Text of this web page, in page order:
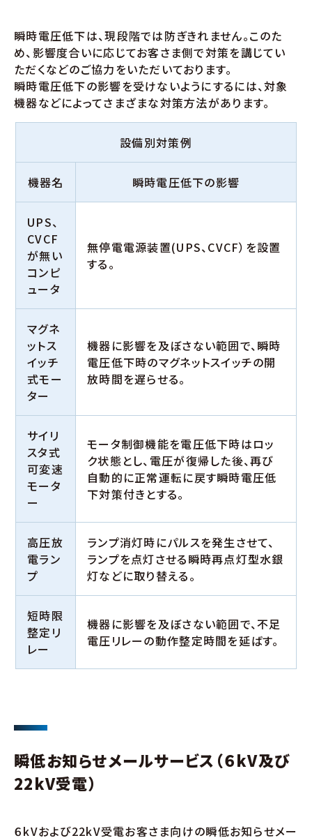
瞬時電圧低下は、現段階では防ぎきれません。このた
め、影響度合いに応じてお客さま側で対策を講じてい
ただくなどのご協力をいただいております。
瞬時電圧低下の影響を受けないようにするには、対象
機器などによってさまざまな対策方法があります。
設備別対策例
機器名 瞬時電圧低下の影響
UPS、
CVCF
が無い
コンピ
ュータ
無停電電源装置(UPS、CVCF）を設置
する。
マグネ
ットス
イッチ
式モー
ター
機器に影響を及ぼさない範囲で、瞬時
電圧低下時のマグネットスイッチの開
放時間を遅らせる。
サイリ
スタ式
可変速
モータ
ー
モータ制御機能を電圧低下時はロッ
ク状態とし、電圧が復帰した後、再び
自動的に正常運転に戻す瞬時電圧低
下対策付きとする。
高圧放
電ラン
プ
ランプ消灯時にパルスを発生させて、
ランプを点灯させる瞬時再点灯型水銀
灯などに取り替える。
短時限
整定リ
レー
機器に影響を及ぼさない範囲で、不足
電圧リレーの動作整定時間を延ばす。
瞬低お知らせメールサービス（６kV及び
22kV受電）
６kVおよび22kV受電お客さま向けの瞬低お知らせメー